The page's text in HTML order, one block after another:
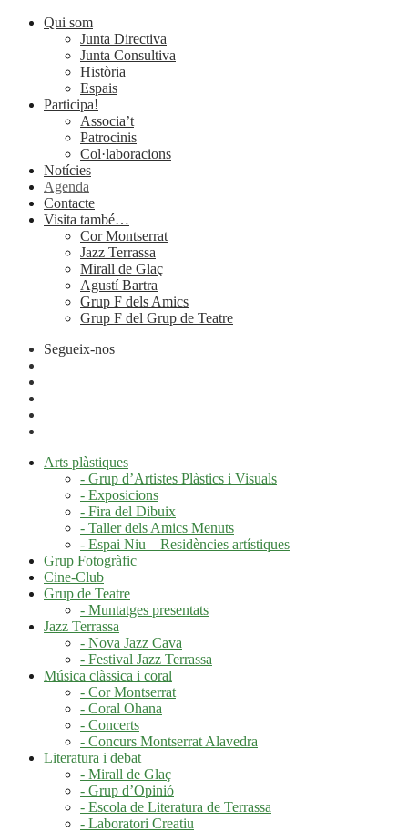
Qui som
Junta Directiva
Junta Consultiva
Història
Espais
Participa!
Associa’t
Patrocinis
Col·laboracions
Notícies
Agenda
Contacte
Visita també…
Cor Montserrat
Jazz Terrassa
Mirall de Glaç
Agustí Bartra
Grup F dels Amics
Grup F del Grup de Teatre
Segueix-nos
Arts plàstiques
- Grup d’Artistes Plàstics i Visuals
- Exposicions
- Fira del Dibuix
- Taller dels Amics Menuts
- Espai Niu – Residències artístiques
Grup Fotogràfic
Cine-Club
Grup de Teatre
- Muntatges presentats
Jazz Terrassa
- Nova Jazz Cava
- Festival Jazz Terrassa
Música clàssica i coral
- Cor Montserrat
- Coral Ohana
- Concerts
- Concurs Montserrat Alavedra
Literatura i debat
- Mirall de Glaç
- Grup d’Opinió
- Escola de Literatura de Terrassa
- Laboratori Creatiu